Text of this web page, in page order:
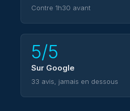
Contre 1h30 avant
5/5
Sur Google
33 avis, jamais en dessous